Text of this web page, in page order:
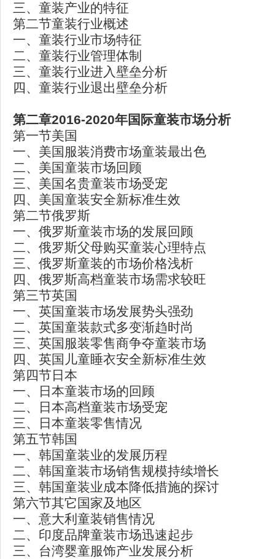
三、童装产业的特征
第二节童装行业概述
一、童装行业市场特征
二、童装行业管理体制
三、童装行业进入壁垒分析
四、童装行业退出壁垒分析
第二章2016-2020年国际童装市场分析
第一节美国
一、美国服装消费市场童装最出色
二、美国童装市场回顾
三、美国名贵童装市场受宠
四、美国童装安全新标准生效
第二节俄罗斯
一、俄罗斯童装市场的发展回顾
二、俄罗斯父母购买童装心理特点
三、俄罗斯童装的市场价格浅析
四、俄罗斯高档童装市场需求较旺
第三节英国
一、英国童装市场发展势头强劲
二、英国童装款式多变渐趋时尚
三、英国服装零售商争夺童装市场
四、英国儿童睡衣安全新标准生效
第四节日本
一、日本童装市场的回顾
二、日本高档童装市场受宠
三、日本童装零售情况
第五节韩国
一、韩国童装业的发展历程
二、韩国童装市场销售规模持续增长
三、韩国童装业成本降低措施的探讨
第六节其它国家及地区
一、意大利童装销售情况
二、印度品牌童装市场迅速起步
三、台湾婴童服饰产业发展分析